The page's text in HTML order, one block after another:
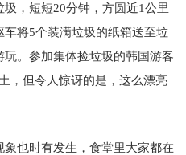
，短短20分钟，方圆近1公里
将5个装满垃圾的纸箱送至垃
。参加集体捡垃圾的韩国游客
，但令人惊讶的是，这么漂亮
也时有发生，食堂里大家都在